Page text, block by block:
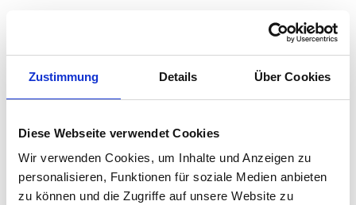
Zustimmung Details Über Cookies
Diese Webseite verwendet Cookies
Wir verwenden Cookies, um Inhalte und Anzeigen zu
personalisieren, Funktionen für soziale Medien anbieten
zu können und die Zugriffe auf unsere Website zu
Die mini Version des Audo Klassikers
Das Bottle Grinder mini Mühlen-Set ist das kleinere Format des
sich in jede Kücheneinrichtung ein und verbreitet Klasse auf
dem Esszimmertisch. Dank seines Upside-Down-Designs wird
sicher gestellt, dass Salz und Pfeffer nur dann herausstreut,
wenn gemahlen wird. So werden keine Spuren auf dem